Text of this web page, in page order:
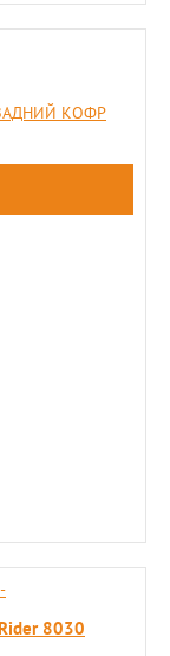
КОФР
8030